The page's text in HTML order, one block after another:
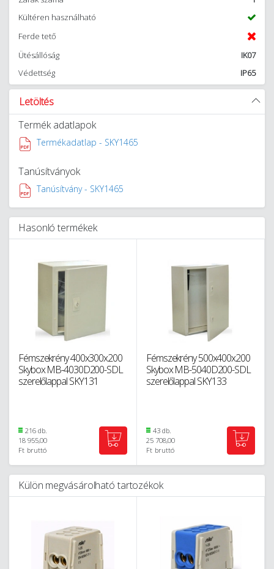
Kültéren használható
Ferde tető
Ütésállóság
IK07
Védettség
IP65
Letöltés
Termék adatlapok
Termékadatlap - SKY1465
Tanúsítványok
Tanúsítvány - SKY1465
Hasonló termékek
Fémszekrény 400x300x200
Skybox MB-4030D200-SDL
szerelőlappal SKY131
216 db.
18 955,00
Ft bruttó
Fémszekrény 500x400x200
Skybox MB-5040D200-SDL
szerelőlappal SKY133
43 db.
25 708,00
Ft bruttó
Külön megvásárolható tartozékok